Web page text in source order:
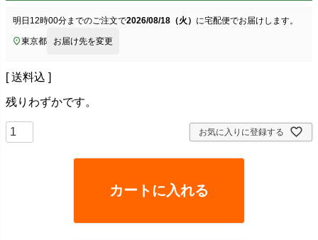
明日 12時00分までのご注文で2026/08/18（火） に宅配便でお届けします。
東京都 お届け先を変更
送料込
残りわずかです。
お気に入りに登録する
カートに入れる